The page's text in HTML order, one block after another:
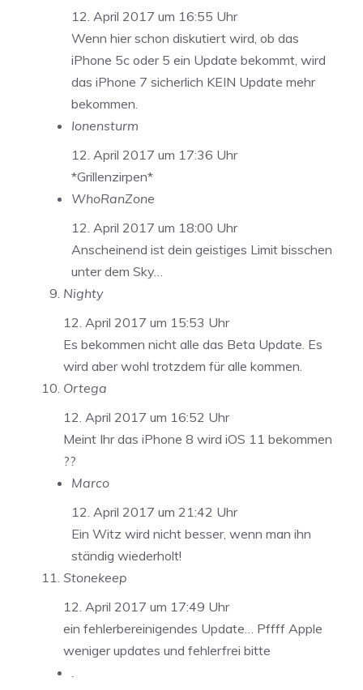
12. April 2017 um 16:55 Uhr
Wenn hier schon diskutiert wird, ob das
iPhone 5c oder 5 ein Update bekommt, wird
das iPhone 7 sicherlich KEIN Update mehr
bekommen.
Ionensturm
12. April 2017 um 17:36 Uhr
*Grillenzirpen*
WhoRanZone
12. April 2017 um 18:00 Uhr
Anscheinend ist dein geistiges Limit bisschen
unter dem Sky…
Nighty
12. April 2017 um 15:53 Uhr
Es bekommen nicht alle das Beta Update. Es
wird aber wohl trotzdem für alle kommen.
Ortega
12. April 2017 um 16:52 Uhr
Meint Ihr das iPhone 8 wird iOS 11 bekommen
??
Marco
12. April 2017 um 21:42 Uhr
Ein Witz wird nicht besser, wenn man ihn
ständig wiederholt!
Stonekeep
12. April 2017 um 17:49 Uhr
ein fehlerbereinigendes Update… Pffff Apple
weniger updates und fehlerfrei bitte
.